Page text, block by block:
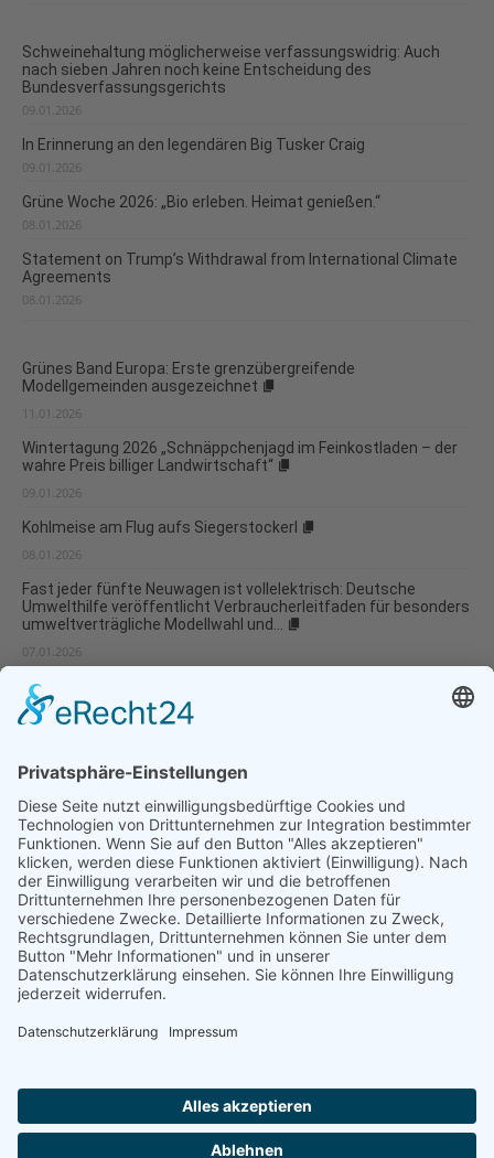
Schweinehaltung möglicherweise verfassungswidrig: Auch
nach sieben Jahren noch keine Entscheidung des
Bundesverfassungsgerichts
09.01.2026
In Erinnerung an den legendären Big Tusker Craig
09.01.2026
Grüne Woche 2026: „Bio erleben. Heimat genießen.“
08.01.2026
Statement on Trump’s Withdrawal from International Climate
Agreements
08.01.2026
Grünes Band Europa: Erste grenzübergreifende
Modellgemeinden ausgezeichnet
11.01.2026
Wintertagung 2026 „Schnäppchenjagd im Feinkostladen – der
wahre Preis billiger Landwirtschaft“
09.01.2026
Kohlmeise am Flug aufs Siegerstockerl
08.01.2026
Fast jeder fünfte Neuwagen ist vollelektrisch: Deutsche
Umwelthilfe veröffentlicht Verbraucherleitfaden für besonders
umweltverträgliche Modellwahl und...
07.01.2026
Datenschutzerklärung
Impressum
© GreenConnect®2000 - 2026